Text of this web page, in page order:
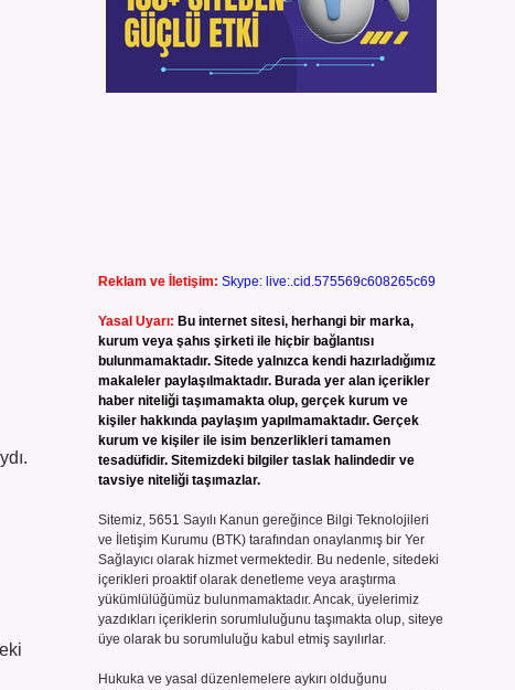
Reklam ve İletişim: Skype: live:.cid.575569c608265c69
Yasal Uyarı: Bu internet sitesi, herhangi bir marka,
kurum veya şahıs şirketi ile hiçbir bağlantısı
bulunmamaktadır. Sitede yalnızca kendi hazırladığımız
makaleler paylaşılmaktadır. Burada yer alan içerikler
haber niteliği taşımamakta olup, gerçek kurum ve
kişiler hakkında paylaşım yapılmamaktadır. Gerçek
kurum ve kişiler ile isim benzerlikleri tamamen
tesadüfidir. Sitemizdeki bilgiler taslak halindedir ve
tavsiye niteliği taşımazlar.
Sitemiz, 5651 Sayılı Kanun gereğince Bilgi Teknolojileri
ve İletişim Kurumu (BTK) tarafından onaylanmış bir Yer
Sağlayıcı olarak hizmet vermektedir. Bu nedenle, sitedeki
içerikleri proaktif olarak denetleme veya araştırma
yükümlülüğümüz bulunmamaktadır. Ancak, üyelerimiz
yazdıkları içeriklerin sorumluluğunu taşımakta olup, siteye
üye olarak bu sorumluluğu kabul etmiş sayılırlar.
Hukuka ve yasal düzenlemelere aykırı olduğunu